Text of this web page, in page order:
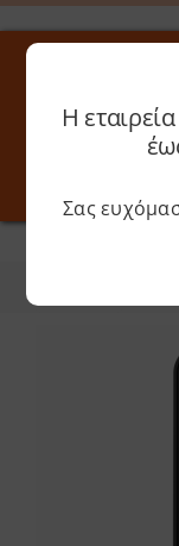
Μετάβαση
στο
Αναζήτηση
Toggle
Η
Σας